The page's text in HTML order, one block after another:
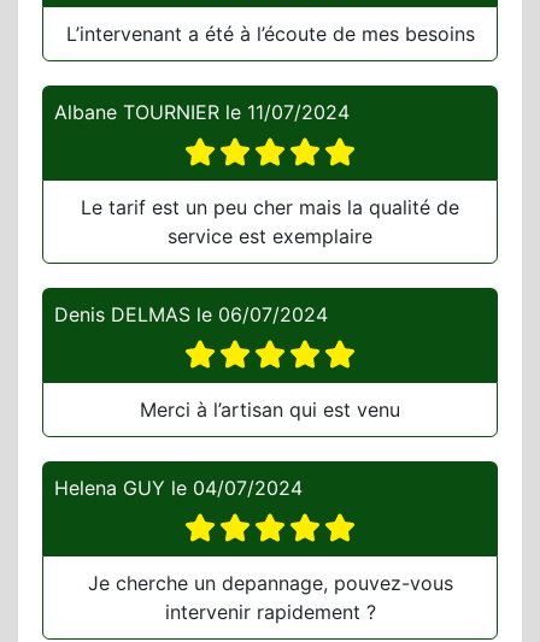
L’intervenant a été à l’écoute de mes besoins
Albane TOURNIER le 11/07/2024
Le tarif est un peu cher mais la qualité de
service est exemplaire
Denis DELMAS le 06/07/2024
Merci à l’artisan qui est venu
Helena GUY le 04/07/2024
Je cherche un depannage, pouvez-vous
intervenir rapidement ?